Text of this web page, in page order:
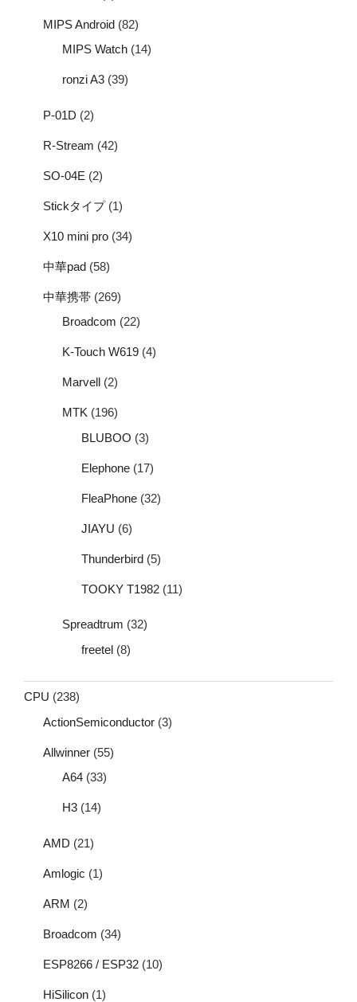
MIPS Android (82)
MIPS Watch (14)
ronzi A3 (39)
P-01D (2)
R-Stream (42)
SO-04E (2)
Stickタイプ(1)
X10 mini pro (34)
中華pad (58)
中華携帯 (269)
Broadcom (22)
K-Touch W619 (4)
Marvell (2)
MTK (196)
BLUBOO (3)
Elephone (17)
FleaPhone (32)
JIAYU (6)
Thunderbird (5)
TOOKY T1982 (11)
Spreadtrum (32)
freetel (8)
CPU (238)
ActionSemiconductor (3)
Allwinner (55)
A64 (33)
H3 (14)
AMD (21)
Amlogic (1)
ARM (2)
Broadcom (34)
ESP8266 / ESP32 (10)
HiSilicon (1)